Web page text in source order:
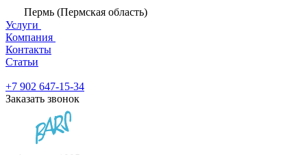
Пермь (Пермская область)
Услуги
Компания
Контакты
Статьи
+7 902 647-15-34
Заказать звонок